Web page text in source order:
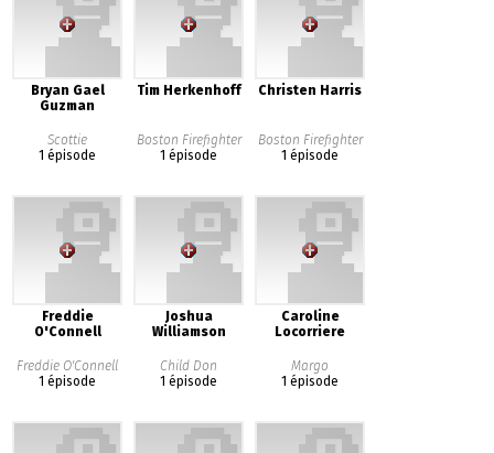
Bryan Gael
Guzman
Scottie
1 épisode
Tim Herkenhoff
Boston Firefighter
1 épisode
Christen Harris
Boston Firefighter
1 épisode
Freddie
O'Connell
Freddie O'Connell
1 épisode
Joshua
Williamson
Child Don
1 épisode
Caroline
Locorriere
Margo
1 épisode